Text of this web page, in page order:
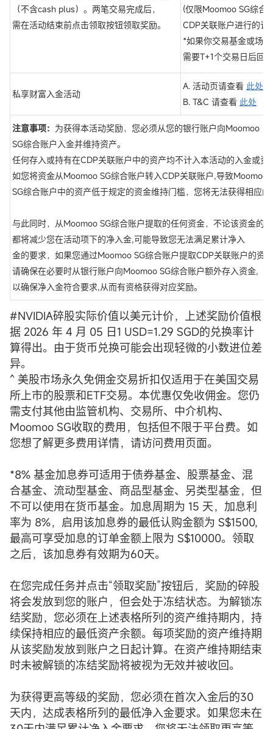
（不含cash plus）。两笔交易完成后，
需在活动结束前点击领取按钮领取奖励。
(仅限Moomoo SG综合
CDP关联账户进行的订
*如果你交易基金或场
需要T+1个交易日后回
私享财富入金活动
A. 活动页请查看 此处
B. T&C 请查看 此处
注意事项： 为获得本活动奖励，您必须从您的银行账户向Moomoo
SG综合账户入金并维持资产。
任何存入或持有在CDP关联账户中的资产均不计入本活动的入金或资
如您将资金从Moomoo SG综合账户转入CDP关联账户,导致Moomoo
SG综合账户中的资产低于规定的资金维持门槛，您将无法获得相应
与此同时，从Moomoo SG综合账户提取的任何资金，不论该资金的
都将减少您在活动项下的净入金,可能导致您无法满足累计净入
金的要求，如果您通过Moomoo SG综合账户提取CDP关联账户的资
请确保在必要时从银行账户向Moomoo SG综合账户额外存入资金,
以确保净入金符合要求,从而有资格获得对应奖励。
#NVIDIA碎股实际价值以美元计价，上述奖励价值根
据 2026 年 4 月 05 日1 USD=1.29 SGD的兑换率计
算得出。由于货币兑换可能会出现轻微的小数进位差
异。
^ 美股市场永久免佣金交易折扣仅适用于在美国交易
所上市的股票和ETF交易。本优惠仅免收佣金。您仍
需支付其他由监管机构、交易所、中介机构、
Moomoo SG收取的费用，包括但不限于平台费。如
您想了解更多费用详情，请访问费用页面。
*8% 基金加息券可适用于债券基金、股票基金、混
合基金、流动型基金、商品型基金、另类型基金，但
不可以使用在货币基金。加息周期为 15 天，加息利
率为 8%，启用该加息券的最低认购金额为 S$1500,
最高可享受加息的订单金额上限为 S$10000。领取
之后，该加息券有效期为60天。
在您完成任务并点击“领取奖励”按钮后，奖励的碎股
将会发放到您的账户，但会处于冻结状态。为解锁冻
结奖励，您必须在上述表格所列的资产维持期内，持
续保持相应的最低资产余额。每项奖励的资产维持期
从该奖励发放到账户之日起计算。在资产维持期结束
时未被解锁的冻结奖励将被视为无效并被收回。
为获得更高等级的奖励，您必须在首次入金后的30
天内，达成表格所列的最低净入金要求。如果您未在